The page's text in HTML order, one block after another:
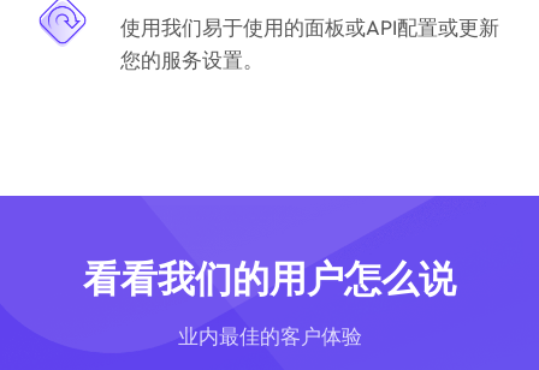
使用我们易于使用的面板或API配置或更新
您的服务设置。
看看我们的用户怎么说
业内最佳的客户体验